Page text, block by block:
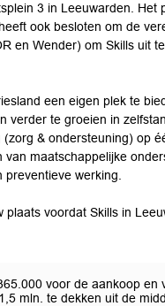
3 in Leeuwarden. Het
ook besloten om de
en Wender) om Skills uit
een eigen plek te
verder te groeien in
& ondersteuning) op
maatschappelijke
werking.
voordat Skills in
voor de aankoop
mln. te dekken uit de